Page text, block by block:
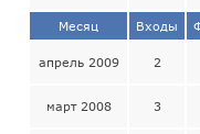
Месяц Входы
апрель 2009 2
март 2008 3